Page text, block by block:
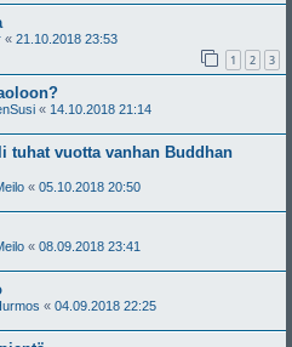
« 21.10.2018 23:53
1 2 3
« 14.10.2018 21:14
tuhat vuotta vanhan Buddhan
« 05.10.2018 20:50
« 08.09.2018 23:41
« 04.09.2018 22:25